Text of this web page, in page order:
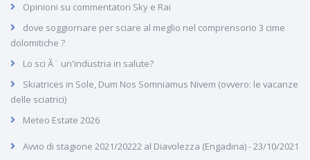
Opinioni su commentatori Sky e Rai
dove soggiornare per sciare al meglio nel comprensorio 3 cime
dolomitiche ?
Lo sci Ã¨ un'industria in salute?
Skiatrices in Sole, Dum Nos Somniamus Nivem (ovvero: le vacanze
delle sciatrici)
Meteo Estate 2026
Avvio di stagione 2021/20222 al Diavolezza (Engadina) - 23/10/2021